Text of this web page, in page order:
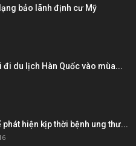
bảo lãnh định cư Mỹ
đi du lịch Hàn Quốc vào mùa...
phát hiện kịp thời bệnh ung thư...